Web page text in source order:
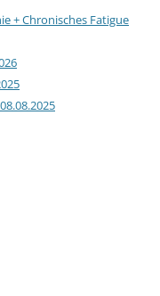
+ Chronisches Fatigue